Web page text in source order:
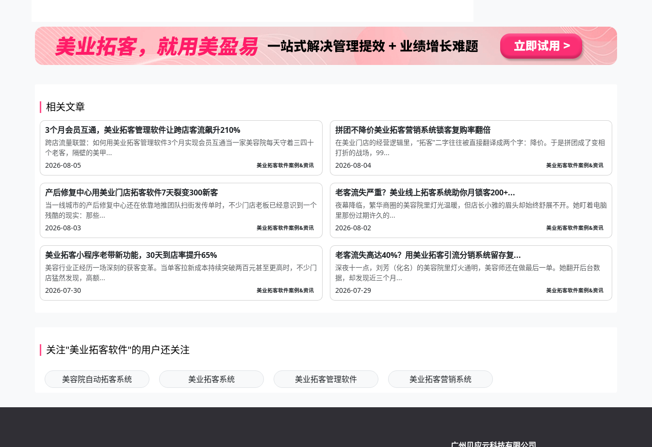
相关文章
3个月会员互通，美业拓客管理软件让跨店客流飙升210%
跨店流量联盟：如何用美业拓客管理软件3个月实现会员互通当一家美容院每天守着三四十
个老客，隔壁的美甲...
2026-08-05
美业拓客软件案例&资讯
拼团不降价美业拓客营销系统锁客复购率翻倍
在美业门店的经营逻辑里，“拓客”二字往往被直接翻译成两个字：降价。于是拼团成了变相
打折的战场，99...
2026-08-04
美业拓客软件案例&资讯
产后修复中心用美业门店拓客软件7天裂变300新客
当一线城市的产后修复中心还在依靠地推团队扫街发传单时，不少门店老板已经意识到一个
残酷的现实：那些...
2026-08-03
美业拓客软件案例&资讯
老客流失严重？美业线上拓客系统助你月锁客200+...
夜幕降临，繁华商圈的美容院里灯光温暖，但店长小雅的眉头却始终舒展不开。她盯着电脑
里那份过期许久的...
2026-08-02
美业拓客软件案例&资讯
美业拓客小程序老带新功能，30天到店率提升65%
美容行业正经历一场深刻的获客变革。当单客拉新成本持续突破两百元甚至更高时，不少门
店猛然发现，高额...
2026-07-30
美业拓客软件案例&资讯
老客流失高达40%？用美业拓客引流分销系统留存复...
深夜十一点，刘芳（化名）的美容院里灯火通明，美容师还在做最后一单。她翻开后台数
据，却发现近三个月...
2026-07-29
美业拓客软件案例&资讯
关注"美业拓客软件"的用户还关注
美容院自动拓客系统 美业拓客系统 美业拓客管理软件 美业拓客营销系统